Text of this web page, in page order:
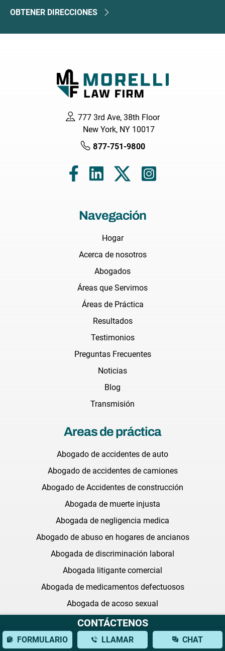
OBTENER DIRECCIONES
777 3rd Ave, 38th Floor
New York, NY 10017
877-751-9800
Navegación
Hogar
Acerca de nosotros
Abogados
Áreas que Servimos
Áreas de Práctica
Resultados
Testimonios
Preguntas Frecuentes
Noticias
Blog
Transmisión
Areas de práctica
Abogado de accidentes de auto
Abogado de accidentes de camiones
Abogado de Accidentes de construcción
Abogada de muerte injusta
Abogada de negligencia medica
Abogado de abuso en hogares de ancianos
Abogada de discriminación laboral
Abogada litigante comercial
Abogada de medicamentos defectuosos
Abogada de acoso sexual
Todas las áreas de práctica
Últimas preguntas frecuentes
CONTÁCTENOS
FORMULARIO LLAMAR CHAT